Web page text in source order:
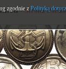
- Strona
zgodnie zPolityką